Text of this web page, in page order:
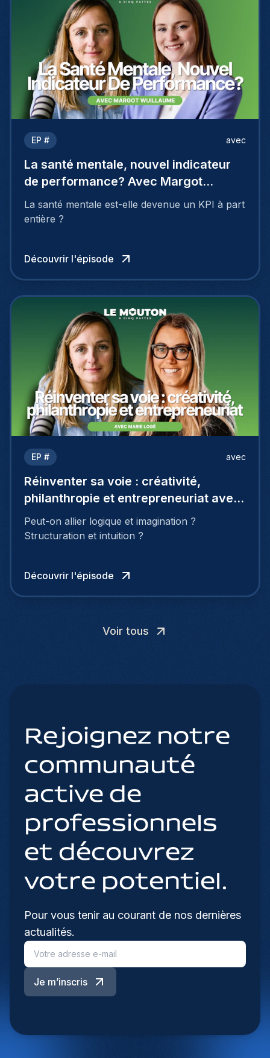
EP # avec
La santé mentale, nouvel indicateur
de performance? Avec Margot
Wuillaume
La santé mentale est-elle devenue un KPI à part
entière ?
Découvrir l'épisode
EP # avec
Réinventer sa voie : créativité,
philanthropie et entrepreneuriat avec
Marie Logé
Peut-on allier logique et imagination ?
Structuration et intuition ?
Découvrir l'épisode
Voir tous
Rejoignez notre
communauté
active de
professionnels
et découvrez
votre potentiel.
Pour vous tenir au courant de nos dernières
actualités.
Je m’inscris